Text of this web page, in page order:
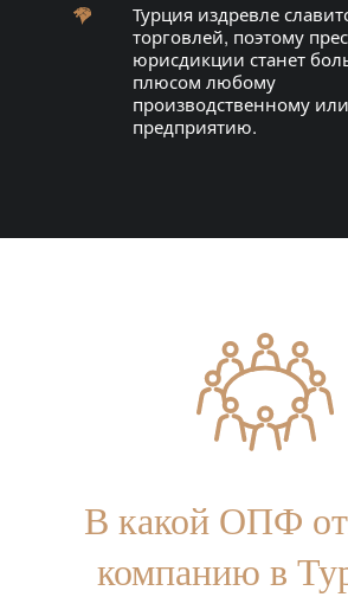
Турция издревле
торговлей, поэтому
юрисдикции станет
плюсом любому
производственному
предприятию.
В какой ОПФ
компанию в